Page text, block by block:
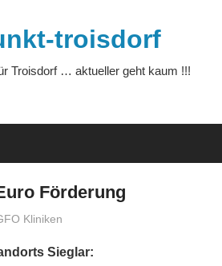
troisdorf
Troisdorf … aktueller geht kaum !!!
Förderung
Kliniken
Sieglar: